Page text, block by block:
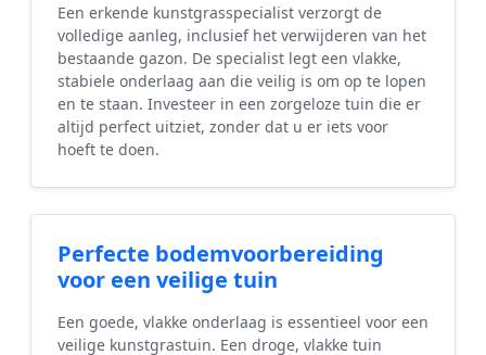
Een erkende kunstgrasspecialist verzorgt de
volledige aanleg, inclusief het verwijderen van het
bestaande gazon. De specialist legt een vlakke,
stabiele onderlaag aan die veilig is om op te lopen
en te staan. Investeer in een zorgeloze tuin die er
altijd perfect uitziet, zonder dat u er iets voor
hoeft te doen.
Perfecte bodemvoorbereiding
voor een veilige tuin
Een goede, vlakke onderlaag is essentieel voor een
veilige kunstgrastuin. Een droge, vlakke tuin